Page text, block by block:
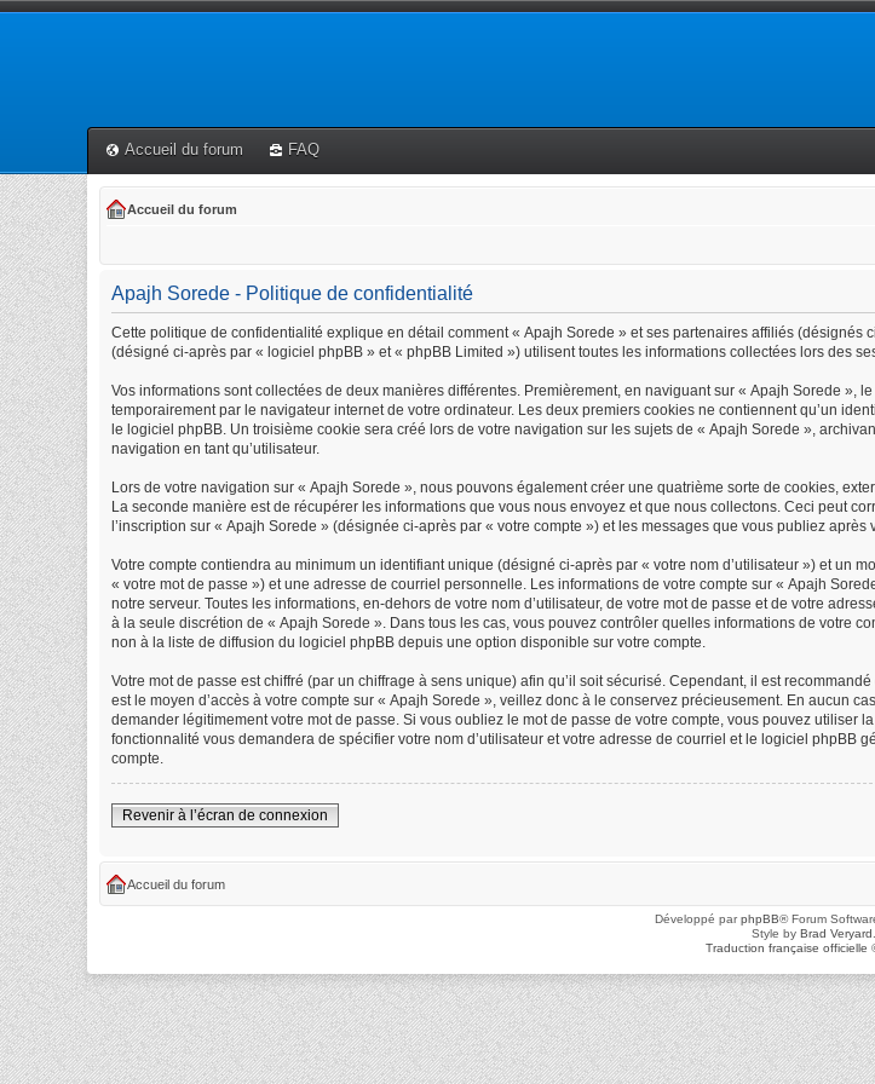
Accueil du forum FAQ
Accueil du forum
Apajh Sorede - Politique de confidentialité
Cette politique de confidentialité explique en détail comment « Apajh Sorede » et ses partenaires affiliés
(désigné ci-après par « logiciel phpBB » et « phpBB Limited ») utilisent toutes les informations collectées lors des
Vos informations sont collectées de deux manières différentes. Premièrement, en naviguant sur « Apajh Sorede
temporairement par le navigateur internet de votre ordinateur. Les deux premiers cookies ne contiennent qu’un
le logiciel phpBB. Un troisième cookie sera créé lors de votre navigation sur les sujets de « Apajh Sorede »,
navigation en tant qu’utilisateur.
Lors de votre navigation sur « Apajh Sorede », nous pouvons également créer une quatrième sorte de cookies,
La seconde manière est de récupérer les informations que vous nous envoyez et que nous collectons. Ceci peut
l’inscription sur « Apajh Sorede » (désignée ci-après par « votre compte ») et les messages que vous publiez
Votre compte contiendra au minimum un identifiant unique (désigné ci-après par « votre nom d’utilisateur ») et un
« votre mot de passe ») et une adresse de courriel personnelle. Les informations de votre compte sur « Apajh
notre serveur. Toutes les informations, en-dehors de votre nom d’utilisateur, de votre mot de passe et de votre
à la seule discrétion de « Apajh Sorede ». Dans tous les cas, vous pouvez contrôler quelles informations de votre
non à la liste de diffusion du logiciel phpBB depuis une option disponible sur votre compte.
Votre mot de passe est chiffré (par un chiffrage à sens unique) afin qu’il soit sécurisé. Cependant, il est
est le moyen d’accès à votre compte sur « Apajh Sorede », veillez donc à le conservez précieusement. En aucun
demander légitimement votre mot de passe. Si vous oubliez le mot de passe de votre compte, vous pouvez utiliser
fonctionnalité vous demandera de spécifier votre nom d’utilisateur et votre adresse de courriel et le logiciel
compte.
Revenir à l’écran de connexion
Accueil du forum
Développé parphpBB® Forum
Style by Brad Veryard
Traduction française officielle